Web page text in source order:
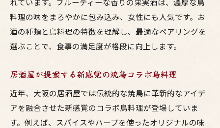
料理の味をまろやかに包み込み、女性にも人気です。お
酒の種類と鳥料理の特徴を理解し、最適なペアリングを
選ぶことで、食事の満足度が格段に向上します。
居酒屋が提案する新感覚の焼鳥コラボ鳥料理
近年、大阪の居酒屋では伝統的な焼鳥に革新的なアイデ
アを融合させた新感覚のコラボ鳥料理が登場していま
す。例えば、スパイスやハーブを使ったオリジナルの味